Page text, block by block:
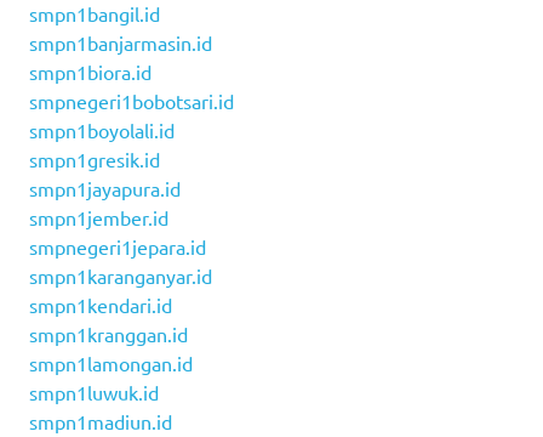
smpn1bangil.id
smpn1banjarmasin.id
smpn1biora.id
smpnegeri1bobotsari.id
smpn1boyolali.id
smpn1gresik.id
smpn1jayapura.id
smpn1jember.id
smpnegeri1jepara.id
smpn1karanganyar.id
smpn1kendari.id
smpn1kranggan.id
smpn1lamongan.id
smpn1luwuk.id
smpn1madiun.id